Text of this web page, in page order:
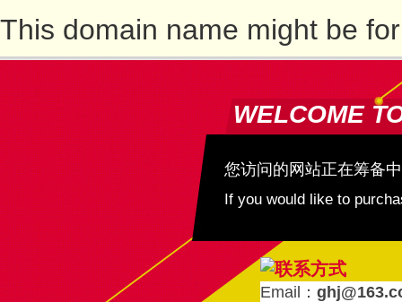
This domain name might be
WELCOME
您访问的网站正在筹备
If you would like to
Email：